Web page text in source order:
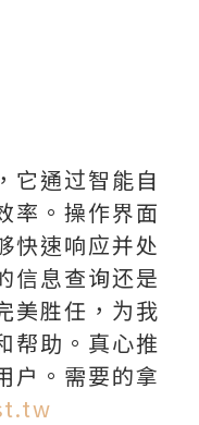
它通过智能自
率。操作界面
快速响应并处
信息查询还是
美胜任，为我
帮助。真心推
户。需要的拿